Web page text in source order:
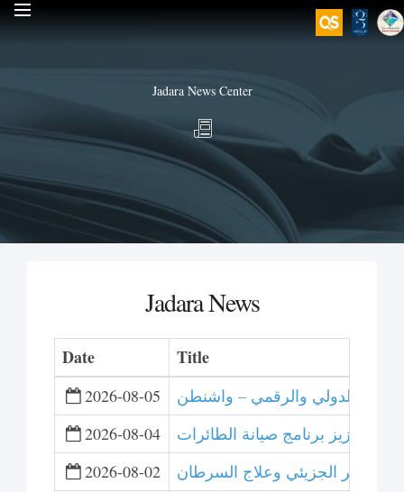
Jadara News Center
Jadara News
Date Title
2026-08-05
الدولي والرقمي – واشنطن
2026-08-04
لتعزيز برنامج صيانة الطائرات
2026-08-02
الجزيئي وعلاج السرطان